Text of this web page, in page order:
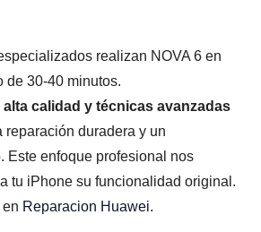
realizan NOVA 6 en
de 30-40 minutos.
alta calidad y técnicas avanzadas
reparación duradera y un
Este enfoque profesional nos
tu iPhone su funcionalidad original.
Reparacion Huawei.